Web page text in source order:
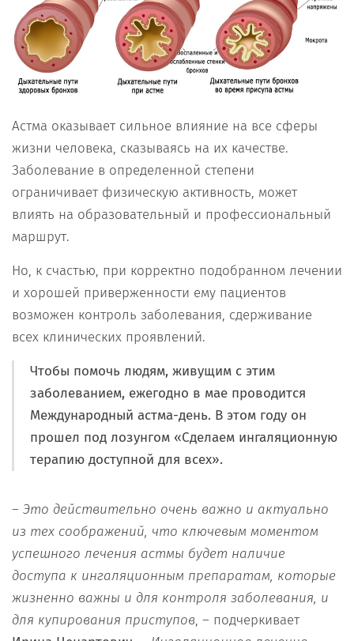
Астма оказывает сильное влияние на все сферы
жизни человека, сказываясь на их качестве.
Заболевание в определенной степени
ограничивает физическую активность, может
влиять на образовательный и профессиональный
маршрут.
Но, к счастью, при корректно подобранном лечении
и хорошей приверженности ему пациентов
возможен контроль заболевания, сдерживание
всех клинических проявлений.
Чтобы помочь людям, живущим с этим
заболеванием, ежегодно в мае проводится
Международный астма-день. В этом году он
прошел под лозунгом «Сделаем ингаляционную
терапию доступной для всех».
– Это действительно очень важно и актуально
из тех соображений, что ключевым моментом
успешного лечения астмы будет наличие
доступа к ингаляционным препаратам, которые
жизненно важны и для контроля заболевания, и
для купирования приступов, – подчеркивает